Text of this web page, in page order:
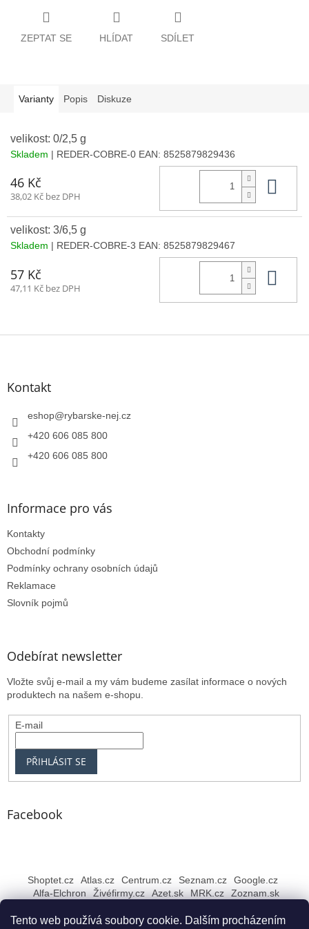
Tento web používá soubory cookie. Dalším procházením
ZEPTAT SE HLÍDAT SDÍLET
Varianty Popis Diskuze
velikost: 0/2,5 g
Skladem | REDER-COBRE-0 EAN: 8525879829436
46 Kč
38,02 Kč bez DPH
velikost: 3/6,5 g
Skladem | REDER-COBRE-3 EAN: 8525879829467
57 Kč
47,11 Kč bez DPH
Z
Kontakt
eshop@rybarske-nej.cz
+420 606 085 800
+420 606 085 800
Informace pro vás
Kontakty
Obchodní podmínky
Podmínky ochrany osobních údajů
Reklamace
Slovník pojmů
Odebírat newsletter
Vložte svůj e-mail a my vám budeme zasílat informace o nových
produktech na našem e-shopu.
E-mail
PŘIHLÁSIT SE
Facebook
Shoptet.cz Atlas.cz Centrum.cz Seznam.cz
Google.cz
Alfa-Elchron
Živéfirmy.cz Azet.sk MRK.cz Zoznam.sk